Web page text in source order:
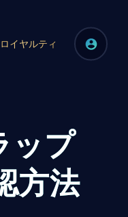
ロイヤルティ
ップ
方法